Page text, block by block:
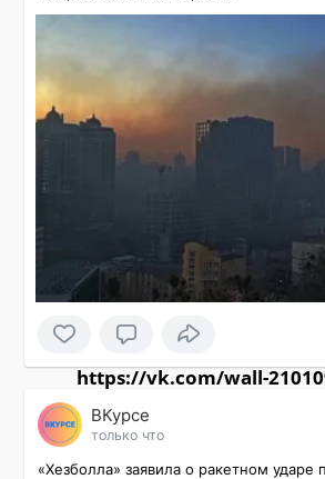
https://vk.com/wall-
ВКурсе
только что
«Хезболла» заявила о ракетном ударе